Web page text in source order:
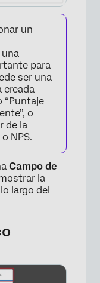
un
para
ser una
creada
“Puntaje
o
de la
NPS.
Campo de
la
largo del